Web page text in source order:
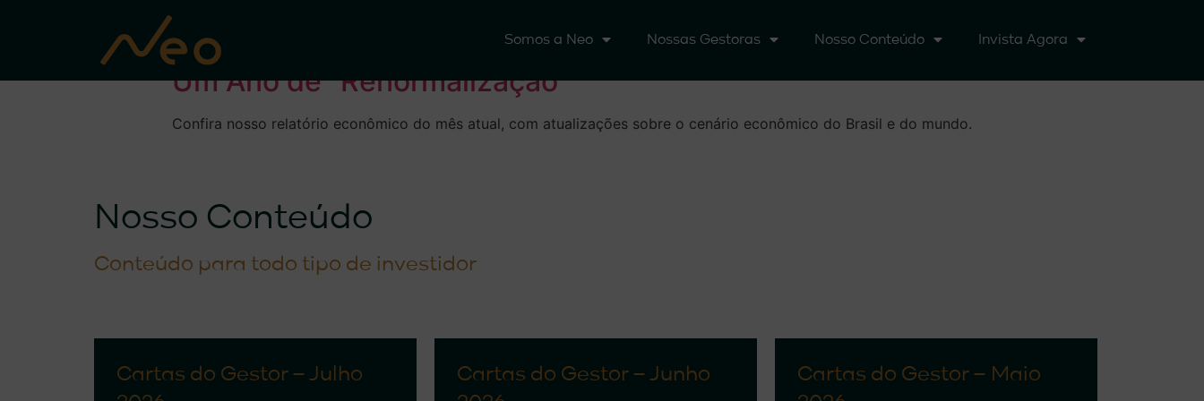
Somos a Neo Nossas Gestoras Nosso Conteúdo Invista Agora
Day: January 16, 2024
Um Ano de “Renormalização”
Confira nosso relatório econômico do mês atual, com atualizações sobre o cenário econômico do Brasil e do mundo.
Nosso Conteúdo
Conteúdo para todo tipo de investidor
Cartas do Gestor – Julho
Cartas do Gestor – Junho
Cartas do Gestor – Maio